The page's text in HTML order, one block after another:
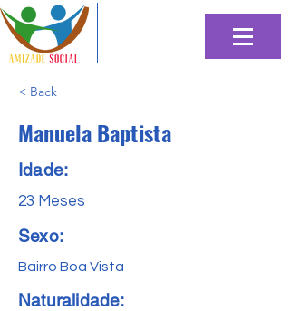
< Back
Manuela Baptista
Idade:
23 Meses
Sexo:
Bairro Boa Vista
Naturalidade: